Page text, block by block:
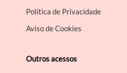
Política de Privacidade
Aviso de Cookies
Outros acessos